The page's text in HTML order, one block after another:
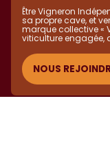
Être Vigneron
sa propre cave, et
marque collective «
viticulture engagée,
NOUS